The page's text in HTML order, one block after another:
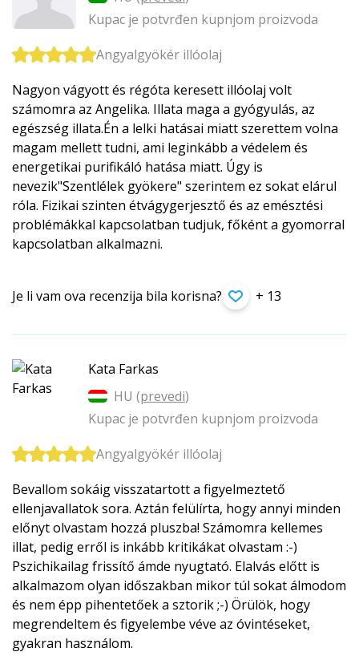
Kupac je potvrđen kupnjom proizvoda
Angyalgyökér illóolaj
Nagyon vágyott és régóta keresett illóolaj volt
számomra az Angelika. Illata maga a gyógyulás, az
egészség illata.Én a lelki hatásai miatt szerettem volna
magam mellett tudni, ami leginkább a védelem és
energetikai purifikáló hatása miatt. Úgy is
nevezik"Szentlélek gyökere" szerintem ez sokat elárul
róla. Fizikai szinten étvágygerjesztő és az emésztési
problémákkal kapcsolatban tudjuk, főként a gyomorral
kapcsolatban alkalmazni.
Je li vam ova recenzija bila korisna? + 13
Kata Farkas
HU (prevedi)
Kupac je potvrđen kupnjom proizvoda
Angyalgyökér illóolaj
Bevallom sokáig visszatartott a figyelmeztető
ellenjavallatok sora. Aztán felülírta, hogy annyi minden
előnyt olvastam hozzá pluszba! Számomra kellemes
illat, pedig erről is inkább kritikákat olvastam :-)
Pszichikailag frissítő ámde nyugtató. Elalvás előtt is
alkalmazom olyan időszakban mikor túl sokat álmodom
és nem épp pihentetőek a sztorik ;-) Örülök, hogy
megrendeltem és figyelembe véve az óvintéseket,
gyakran használom.